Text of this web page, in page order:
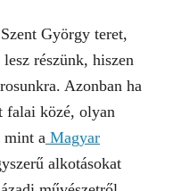
György teret,
részünk, hiszen
Azonban ha
falai közé, olyan
mint a Magyar
alkotásokat